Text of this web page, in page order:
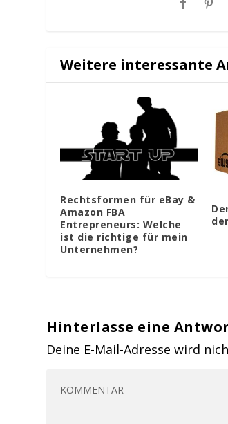
Weitere interessante
Rechtsformen für eBay &
Amazon FBA
Entrepreneurs: Welche
ist die richtige für mein
Unternehmen?
Hinterlasse eine
Deine E-Mail-Adresse wird